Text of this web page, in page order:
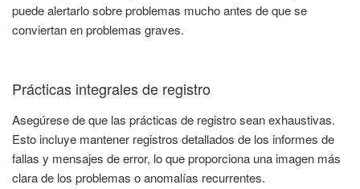
puede alertarlo sobre problemas mucho antes de que se
conviertan en problemas graves.
Prácticas integrales de registro
Asegúrese de que las prácticas de registro sean exhaustivas.
Esto incluye mantener registros detallados de los informes de
fallas y mensajes de error, lo que proporciona una imagen más
clara de los problemas o anomalías recurrentes.